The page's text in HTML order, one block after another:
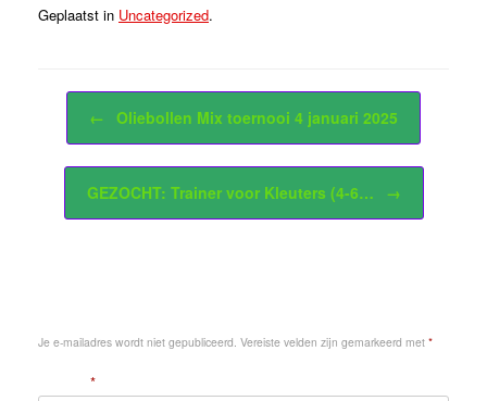
Geplaatst in Uncategorized.
Bericht navigatie
← Oliebollen Mix toernooi 4 januari 2025
GEZOCHT: Trainer voor Kleuters (4-6… →
Je e-mailadres wordt niet gepubliceerd. Vereiste velden zijn gemarkeerd met *
*